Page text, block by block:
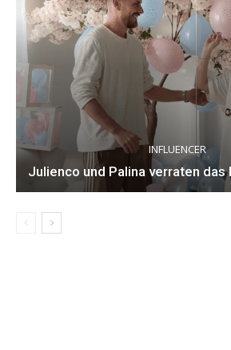
INFLUENCER
Julienco und Palina verraten